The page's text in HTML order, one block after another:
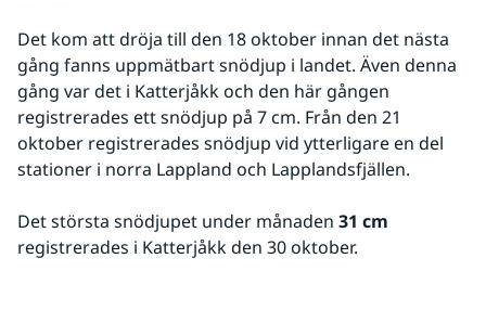
Det kom att dröja till den 18 oktober innan det nästa
gång fanns uppmätbart snödjup i landet. Även denna
gång var det i Katterjåkk och den här gången
registrerades ett snödjup på 7 cm. Från den 21
oktober registrerades snödjup vid ytterligare en del
stationer i norra Lappland och Lapplandsfjällen.
Det största snödjupet under månaden 31 cm
registrerades i Katterjåkk den 30 oktober.